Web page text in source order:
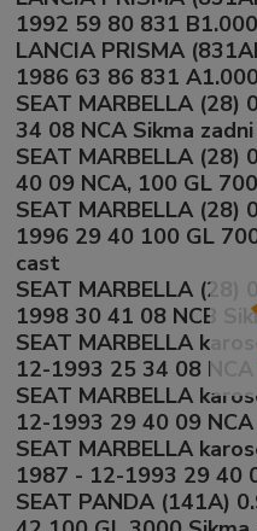
1992 59 80 831
LANCIA PRISMA
1986 63 86 831
SEAT MARBELLA
34 08 NCA Sikma
SEAT MARBELLA
40 09 NCA, 100 GL
SEAT MARBELLA
1996 29 40 100 GL
cast
SEAT MARBELLA
1998 30 41 08 NCB
SEAT MARBELLA
12-1993 25 34 08
SEAT MARBELLA
12-1993 29 40 09
SEAT MARBELLA
1987 - 12-1993 29 40
SEAT PANDA (141A)